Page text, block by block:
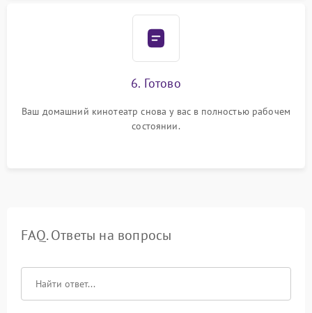
6. Готово
Ваш домашний кинотеатр снова у вас в полностью рабочем
состоянии.
FAQ. Ответы на вопросы